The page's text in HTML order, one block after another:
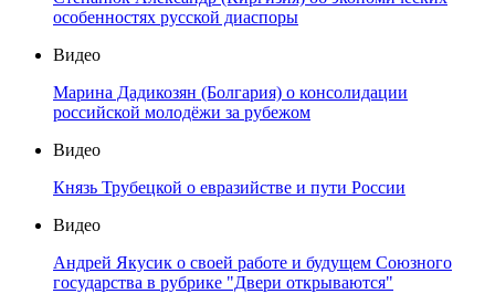
особенностях русской диаспоры
Видео
Марина Дадикозян (Болгария) о консолидации
российской молодёжи за рубежом
Видео
Князь Трубецкой о евразийстве и пути России
Видео
Андрей Якусик о своей работе и будущем Союзного
государства в рубрике "Двери открываются"